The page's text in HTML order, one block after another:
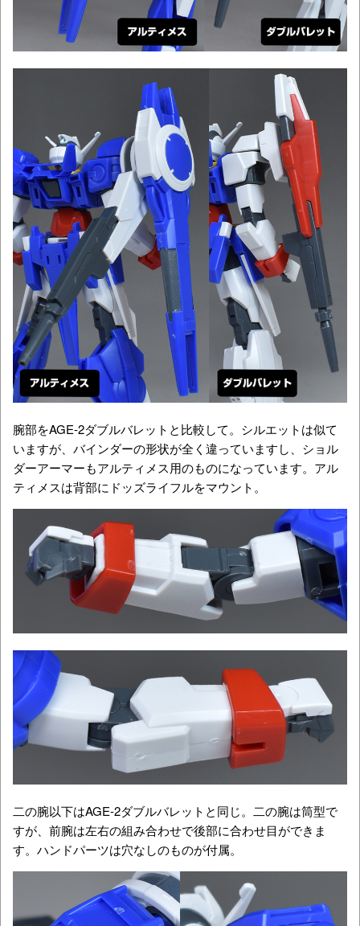
腕部をAGE-2ダブルバレットと比較して。シルエットは似て
いますが、バインダーの形状が全く違っていますし、ショル
ダーアーマーもアルティメス用のものになっています。アル
ティメスは背部にドッズライフルをマウント。
二の腕以下はAGE-2ダブルバレットと同じ。二の腕は筒型で
すが、前腕は左右の組み合わせで後部に合わせ目ができま
す。ハンドパーツは穴なしのものが付属。